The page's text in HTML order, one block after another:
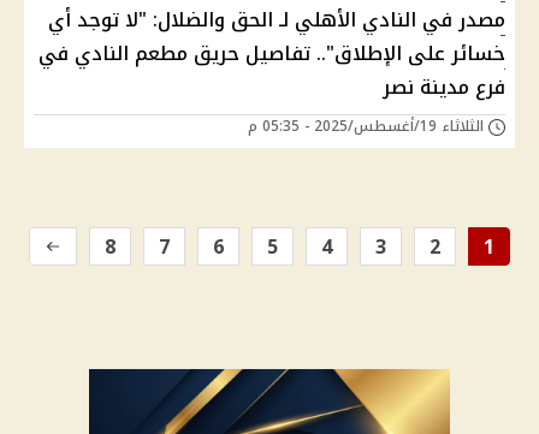
مصدر في النادي الأهلي لـ الحق والضلال: "لا توجد أي
خسائر على الإطلاق".. تفاصيل حريق مطعم النادي في
فرع مدينة نصر
الثلاثاء 19/أغسطس/2025 - 05:35 م
1
2
3
4
5
6
7
8